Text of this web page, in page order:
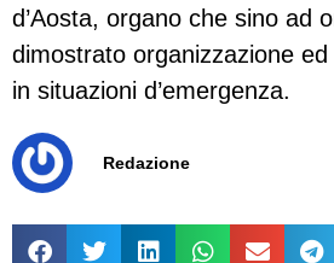
d’Aosta, organo che sino ad
dimostrato organizzazione
in situazioni d’emergenza.
Redazione